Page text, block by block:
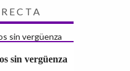
sin vergüenza